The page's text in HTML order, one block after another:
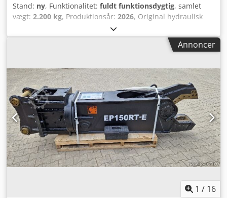
Stand: ny, Funktionalitet: fuldt funktionsdygtig, samlet
vægt: 2.200 kg, Produktionsår: 2026, Original hydraulisk
hammer Til gravemaskiner fra 22 til 33 tons. Dcedpfx
Ajzltctobwek
Annoncer
1 / 16